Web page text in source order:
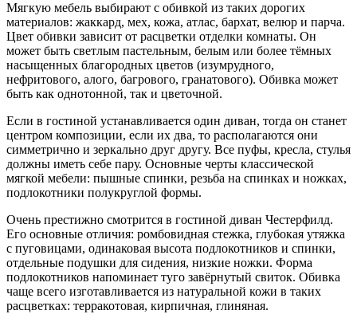
Мягкую мебель выбирают с обивкой из таких дорогих
материалов: жаккард, мех, кожа, атлас, бархат, велюр и парча.
Цвет обивки зависит от расцветки отделки комнаты. Он
может быть светлым пастельным, белым или более тёмных
насыщенных благородных цветов (изумрудного,
нефритового, алого, багрового, гранатового). Обивка может
быть как однотонной, так и цветочной.
Если в гостиной устанавливается один диван, тогда он станет
центром композиции, если их два, то располагаются они
симметрично и зеркально друг другу. Все пуфы, кресла, стулья
должны иметь себе пару. Основные черты классической
мягкой мебели: пышные спинки, резьба на спинках и ножках,
подлокотники полукруглой формы.
Очень престижно смотрится в гостиной диван Честерфилд.
Его основные отличия: ромбовидная стежка, глубокая утяжка
с пуговицами, одинаковая высота подлокотников и спинки,
отдельные подушки для сидения, низкие ножки. Форма
подлокотников напоминает туго завёрнутый свиток. Обивка
чаще всего изготавливается из натуральной кожи в таких
расцветках: терракотовая, кирпичная, глиняная.